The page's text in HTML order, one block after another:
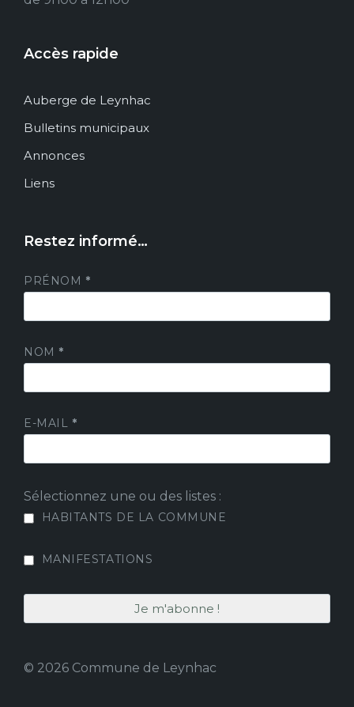
Accès rapide
Auberge de Leynhac
Bulletins municipaux
Annonces
Liens
Restez informé…
PRÉNOM *
NOM *
E-MAIL *
Sélectionnez une ou des listes :
HABITANTS DE LA COMMUNE
MANIFESTATIONS
© 2026 Commune de Leynhac